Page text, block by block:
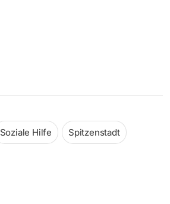
Soziale Hilfe Spitzenstadt